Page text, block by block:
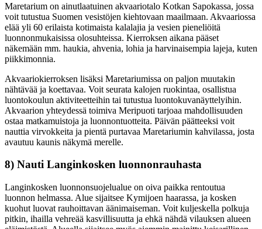
Maretarium on ainutlaatuinen akvaariotalo Kotkan Sapokassa, jossa
voit tutustua Suomen vesistöjen kiehtovaan maailmaan. Akvaariossa
elää yli 60 erilaista kotimaista kalalajia ja vesien pieneliöitä
luonnonmukaisissa olosuhteissa. Kierroksen aikana pääset
näkemään mm. haukia, ahvenia, lohia ja harvinaisempia lajeja, kuten
piikkimonnia.
Akvaariokierroksen lisäksi Maretariumissa on paljon muutakin
nähtävää ja koettavaa. Voit seurata kalojen ruokintaa, osallistua
luontokoulun aktiviteetteihin tai tutustua luontokuvanäyttelyihin.
Akvaarion yhteydessä toimiva Meripuoti tarjoaa mahdollisuuden
ostaa matkamuistoja ja luonnontuotteita. Päivän päätteeksi voit
nauttia virvokkeita ja pientä purtavaa Maretariumin kahvilassa, josta
avautuu kaunis näkymä merelle.
8) Nauti Langinkosken luonnonrauhasta
Langinkosken luonnonsuojelualue on oiva paikka rentoutua
luonnon helmassa. Alue sijaitsee Kymijoen haarassa, ja kosken
kuohut luovat rauhoittavan äänimaiseman. Voit kuljeskella polkuja
pitkin, ihailla vehreää kasvillisuutta ja ehkä nähdä vilauksen alueen